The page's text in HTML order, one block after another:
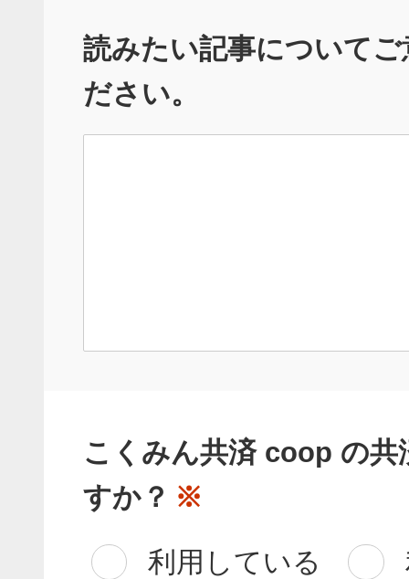
読みたい記事について
ださい。
こくみん共済 coop の共
すか？ ※
利用している